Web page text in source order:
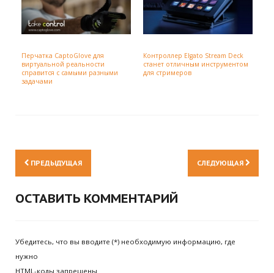
Перчатка CaptoGlove для
виртуальной реальности
справится с самыми разными
задачами
Контроллер Elgato Stream Deck
станет отличным инструментом
для стримеров
ПРЕДЫДУЩАЯ СЛЕДУЮЩАЯ
ОСТАВИТЬ КОММЕНТАРИЙ
Убедитесь, что вы вводите (*) необходимую информацию, где
нужно
HTML-коды запрещены